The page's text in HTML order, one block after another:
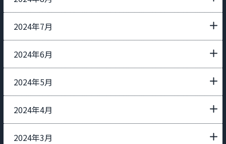
2024年7月
2024年6月
2024年5月
2024年4月
2024年3月